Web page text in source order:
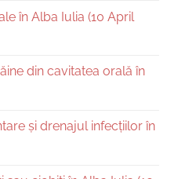
în Alba Iulia (10 April
din cavitatea orală în
și drenajul infecțiilor în